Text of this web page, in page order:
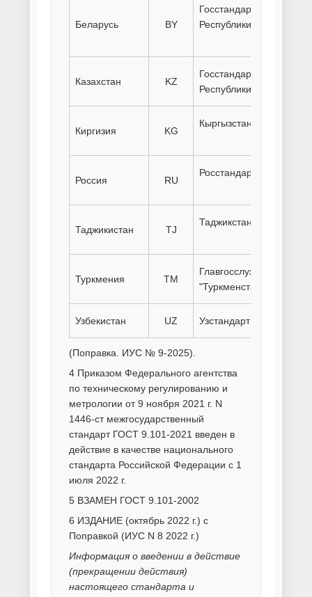
профнастила
радиаторов
Порошковая покраска сеток и
решеток
спортивного оборудования
Порошковая покраска торгового
Порошковая покраска черного
металла
Родирование серебра
Ручная покраска металла
Серебрение металла
Силицирование металла